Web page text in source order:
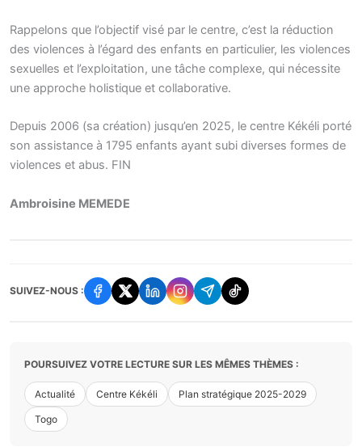
Rappelons que l’objectif visé par le centre, c’est la réduction
des violences à l’égard des enfants en particulier, les violences
sexuelles et l’exploitation, une tâche complexe, qui nécessite
une approche holistique et collaborative.
Depuis 2006 (sa création) jusqu’en 2025, le centre Kékéli porté
son assistance à 1795 enfants ayant subi diverses formes de
violences et abus. FIN
Ambroisine MEMEDE
SUIVEZ-NOUS :
POURSUIVEZ VOTRE LECTURE SUR LES MÊMES THÈMES :
Actualité Centre Kékéli Plan stratégique 2025-2029
Togo